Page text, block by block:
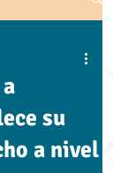
su
a nivel